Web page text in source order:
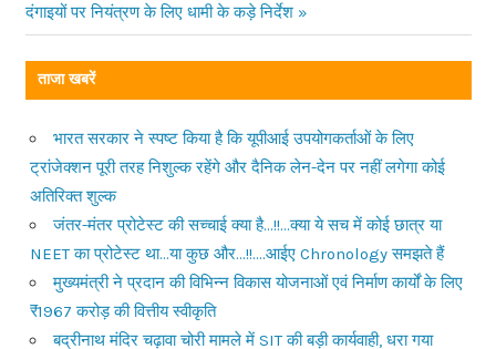
दंगाइयों पर नियंत्रण के लिए धामी के कड़े निर्देश
ताजा खबरें
भारत सरकार ने स्पष्ट किया है कि यूपीआई उपयोगकर्ताओं के लिए
ट्रांजेक्शन पूरी तरह निशुल्क रहेंगे और दैनिक लेन-देन पर नहीं लगेगा कोई
अतिरिक्त शुल्क
जंतर-मंतर प्रोटेस्ट की सच्चाई क्या है…!!…क्या ये सच में कोई छात्र या
NEET का प्रोटेस्ट था…या कुछ और…!!….आईए Chronology समझते हैं
मुख्यमंत्री ने प्रदान की विभिन्न विकास योजनाओं एवं निर्माण कार्यों के लिए
₹1967 करोड़ की वित्तीय स्वीकृति
बद्रीनाथ मंदिर चढ़ावा चोरी मामले में SIT की बड़ी कार्यवाही, धरा गया